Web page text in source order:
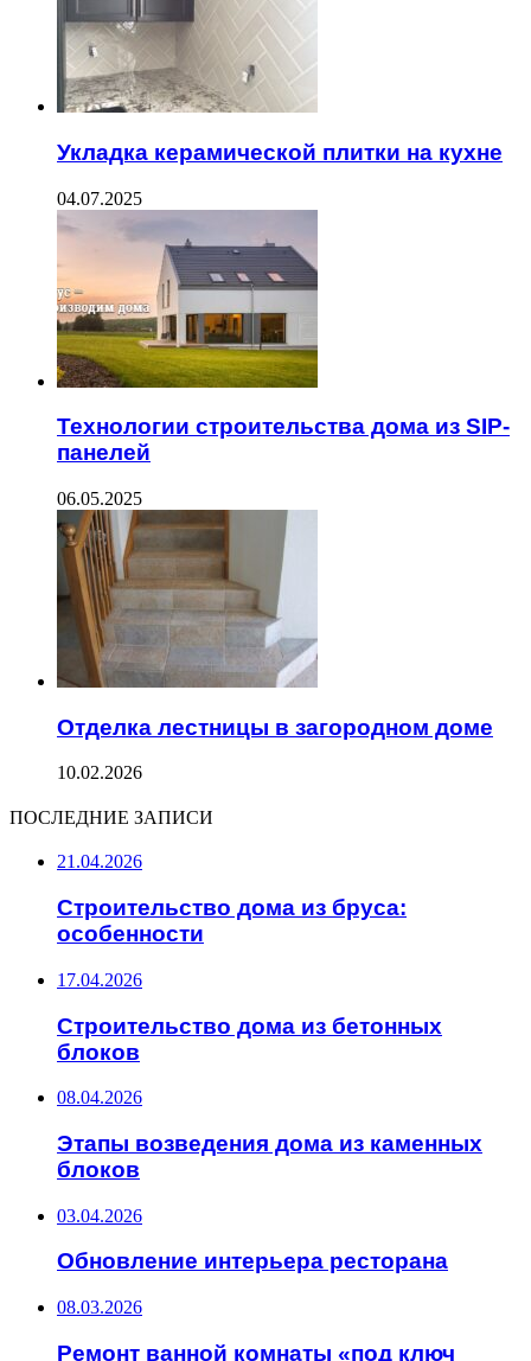
Укладка керамической плитки на кухне
04.07.2025
Технологии строительства дома из SIP-
панелей
06.05.2025
Отделка лестницы в загородном доме
10.02.2026
ПОСЛЕДНИЕ ЗАПИСИ
21.04.2026
Строительство дома из бруса:
особенности
17.04.2026
Строительство дома из бетонных
блоков
08.04.2026
Этапы возведения дома из каменных
блоков
03.04.2026
Обновление интерьера ресторана
08.03.2026
Ремонт ванной комнаты «под ключ